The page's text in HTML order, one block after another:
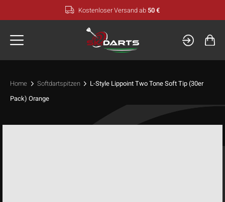
Inhalt
Kostenloser Versand ab 50 €
Home Softdartspitzen
L-Style Lippoint Two Tone Soft Tip (30er
Pack) Orange